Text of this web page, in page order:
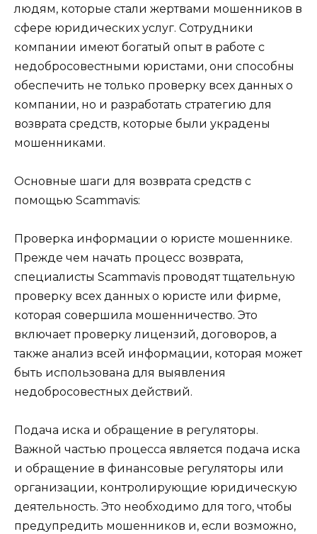
людям, которые стали жертвами мошенников в
сфере юридических услуг. Сотрудники
компании имеют богатый опыт в работе с
недобросовестными юристами, они способны
обеспечить не только проверку всех данных о
компании, но и разработать стратегию для
возврата средств, которые были украдены
мошенниками.
Основные шаги для возврата средств с
помощью Scammavis:
Проверка информации о юристе мошеннике.
Прежде чем начать процесс возврата,
специалисты Scammavis проводят тщательную
проверку всех данных о юристе или фирме,
которая совершила мошенничество. Это
включает проверку лицензий, договоров, а
также анализ всей информации, которая может
быть использована для выявления
недобросовестных действий.
Подача иска и обращение в регуляторы.
Важной частью процесса является подача иска
и обращение в финансовые регуляторы или
организации, контролирующие юридическую
деятельность. Это необходимо для того, чтобы
предупредить мошенников и, если возможно,